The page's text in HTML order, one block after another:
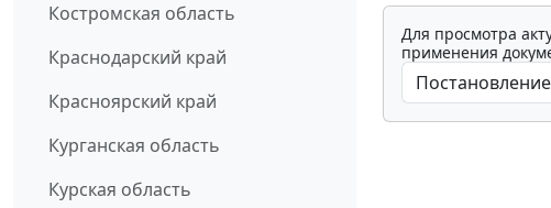
Костромская область
Краснодарский край
Красноярский край
Курганская область
Курская область
Для просмотра
применения